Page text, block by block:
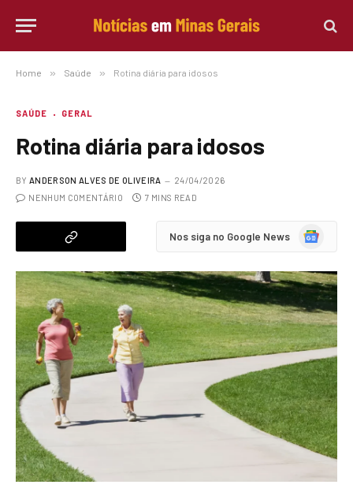
Home » Saúde » Rotina diária para idosos
SAÚDE GERAL
Rotina diária para idosos
BY ANDERSON ALVES DE OLIVEIRA
24/04/2026
NENHUM COMENTÁRIO
7 MINS READ
Nos siga no Google News
Google